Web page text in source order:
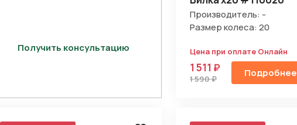
Получить консультацию
Производитель: -
Размер колеса: 20
Цена при оплате Онлайн
1 511 ₽
1 590 ₽ Подробнее
Отправить
Нажимая на кнопку “Отправить заявку”, вы даете